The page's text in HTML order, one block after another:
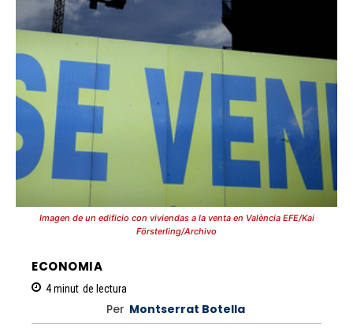
Imagen de un edificio con viviendas a la venta en València EFE/Kai
Försterling/Archivo
ECONOMIA
4minut de lectura
Per Montserrat Botella